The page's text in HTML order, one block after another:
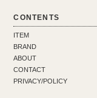
CONTENTS
ITEM
BRAND
ABOUT
CONTACT
PRIVACY/POLICY